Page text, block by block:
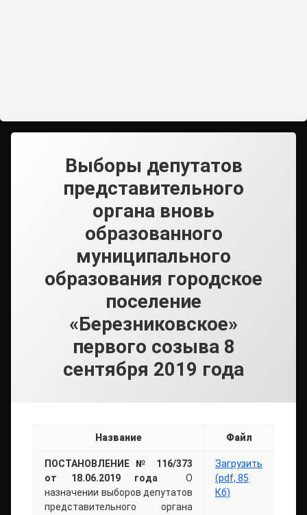
Выборы депутатов
представительного
органа вновь
образованного
муниципального
образования городское
поселение
«Березниковское»
первого созыва 8
сентября 2019 года
Название Файл
ПОСТАНОВЛЕНИЕ № 116/373
от 18.06.2019 года О
назначении выборов депутатов
представительного органа
Загрузить
(pdf, 85
Кб)